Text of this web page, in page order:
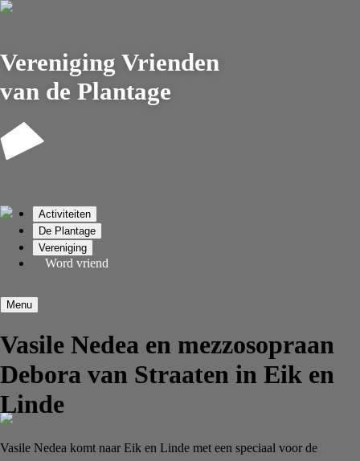
Vereniging Vrienden
van de Plantage
Activiteiten
De Plantage
Vereniging
Word vriend
Menu
Vasile Nedea en mezzosopraan
Debora van Straaten in Eik en
Linde
Vasile Nedea komt naar Eik en Linde met een speciaal voor de